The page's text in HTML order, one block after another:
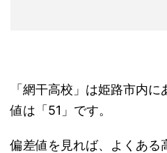
「網干高校」は姫路市内
値は「51」です。
偏差値を見れば、よくある